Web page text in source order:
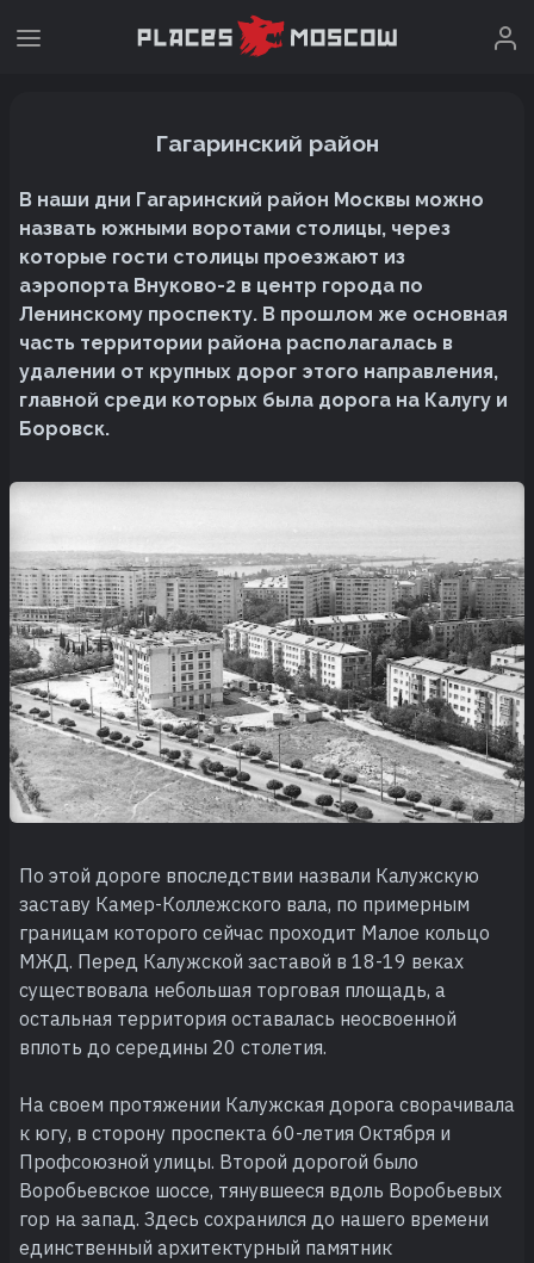
Гагаринский район
В наши дни Гагаринский район Москвы можно
назвать южными воротами столицы, через
которые гости столицы проезжают из
аэропорта Внуково-2 в центр города по
Ленинскому проспекту. В прошлом же основная
часть территории района располагалась в
удалении от крупных дорог этого направления,
главной среди которых была дорога на Калугу и
Боровск.
По этой дороге впоследствии назвали Калужскую
заставу Камер-Коллежского вала, по примерным
границам которого сейчас проходит Малое кольцо
МЖД. Перед Калужской заставой в 18-19 веках
существовала небольшая торговая площадь, а
остальная территория оставалась неосвоенной
вплоть до середины 20 столетия.
На своем протяжении Калужская дорога сворачивала
к югу, в сторону проспекта 60-летия Октября и
Профсоюзной улицы. Второй дорогой было
Воробьевское шоссе, тянувшееся вдоль Воробьевых
гор на запад. Здесь сохранился до нашего времени
единственный архитектурный памятник